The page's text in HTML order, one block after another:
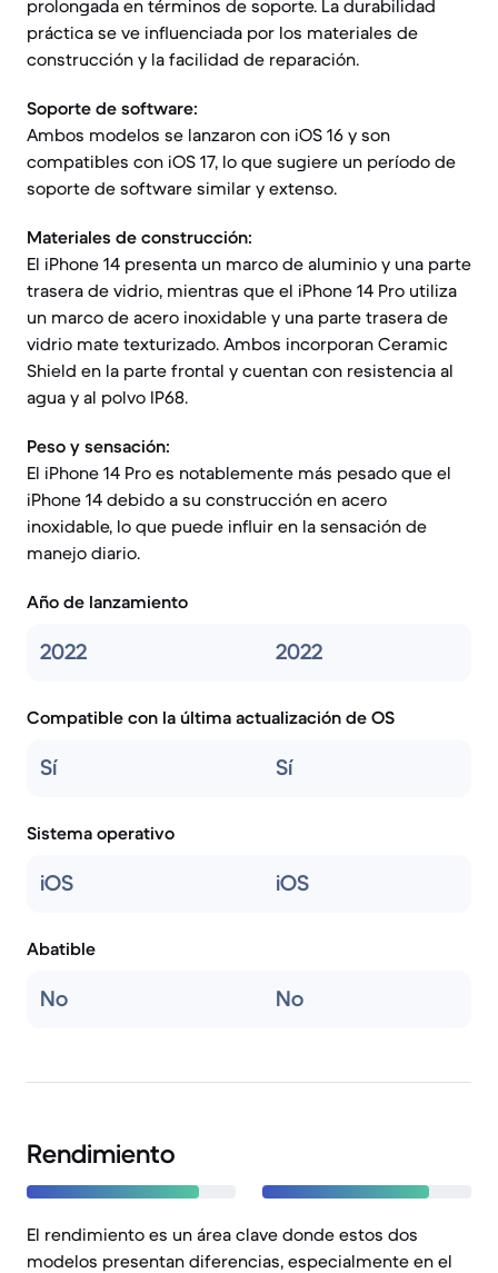
prolongada en términos de soporte. La durabilidad
práctica se ve influenciada por los materiales de
construcción y la facilidad de reparación.
Soporte de software:
Ambos modelos se lanzaron con iOS 16 y son
compatibles con iOS 17, lo que sugiere un período de
soporte de software similar y extenso.
Materiales de construcción:
El iPhone 14 presenta un marco de aluminio y una parte
trasera de vidrio, mientras que el iPhone 14 Pro utiliza
un marco de acero inoxidable y una parte trasera de
vidrio mate texturizado. Ambos incorporan Ceramic
Shield en la parte frontal y cuentan con resistencia al
agua y al polvo IP68.
Peso y sensación:
El iPhone 14 Pro es notablemente más pesado que el
iPhone 14 debido a su construcción en acero
inoxidable, lo que puede influir en la sensación de
manejo diario.
Año de lanzamiento
2022 2022
Compatible con la última actualización de OS
Sí Sí
Sistema operativo
iOS iOS
Abatible
No No
Rendimiento
El rendimiento es un área clave donde estos dos
modelos presentan diferencias, especialmente en el